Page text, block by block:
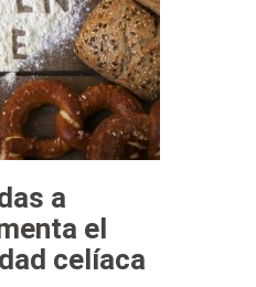
a
el
celíaca